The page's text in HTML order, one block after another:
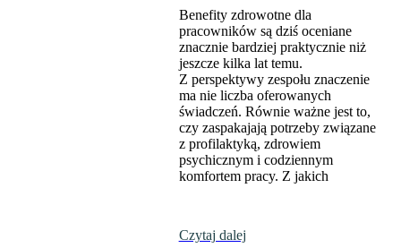
Benefity zdrowotne dla
pracowników są dziś oceniane
znacznie bardziej praktycznie niż
jeszcze kilka lat temu.
Z perspektywy zespołu znaczenie
ma nie liczba oferowanych
świadczeń. Równie ważne jest to,
czy zaspakajają potrzeby związane
z profilaktyką, zdrowiem
psychicznym i codziennym
komfortem pracy. Z jakich
Czytaj dalej